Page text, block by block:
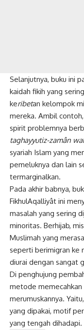
Selanjutnya, buku ini
kaidah fikih yang
keribetan kelompok
mereka. Ambil
spirit problemnya
taghayyutiz-zamân
syariah Islam yang
pemeluknya dan lain
termarginalkan.
Pada akhir babnya,
FikhulAqalliyât ini
masalah yang sering
minoritas. Berhijab,
Muslimah yang
seperti berimigran ke
diurai dengan sangat
Di penghujung
metode
merumuskannya.
yang dipakai, motif
yang tengah